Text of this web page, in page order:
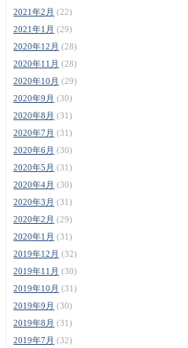
2021年2月 (22)
2021年1月 (29)
2020年12月 (28)
2020年11月 (28)
2020年10月 (29)
2020年9月 (30)
2020年8月 (31)
2020年7月 (31)
2020年6月 (30)
2020年5月 (31)
2020年4月 (30)
2020年3月 (31)
2020年2月 (29)
2020年1月 (31)
2019年12月 (32)
2019年11月 (30)
2019年10月 (31)
2019年9月 (30)
2019年8月 (31)
2019年7月 (32)